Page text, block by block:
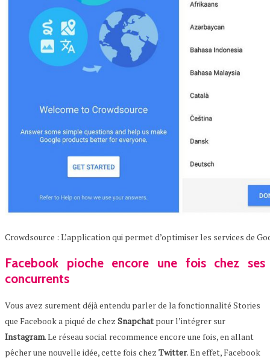
Crowdsource : L’application qui permet d’optimiser les services de
Facebook pioche encore une fois chez ses
concurrents
Vous avez surement déjà entendu parler de la fonctionnalité Stories
que Facebook a piqué de chez Snapchat pour l’intégrer sur
Instagram. Le réseau social recommence encore une fois, en allant
pêcher une nouvelle idée, cette fois chez Twitter. En effet, Facebook